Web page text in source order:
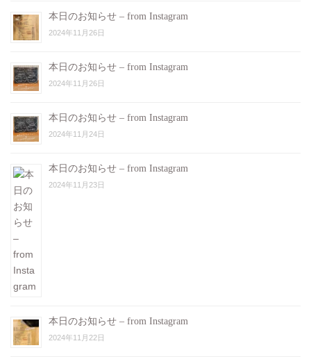
本日のお知らせ – from Instagram
2024年11月26日
本日のお知らせ – from Instagram
2024年11月26日
本日のお知らせ – from Instagram
2024年11月24日
本日のお知らせ – from Instagram
2024年11月23日
本日のお知らせ – from Instagram
2024年11月22日